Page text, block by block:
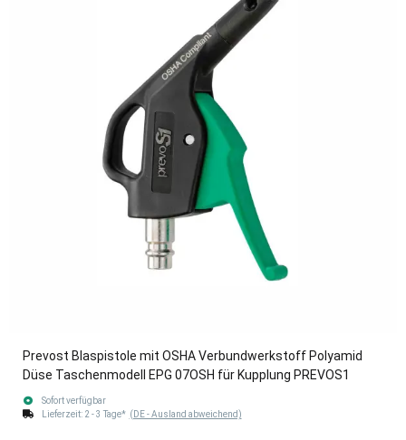
Prevost Blaspistole mit OSHA Verbundwerkstoff Polyamid
Düse Taschenmodell EPG 07OSH für Kupplung PREVOS1
Sofort verfügbar
Lieferzeit: 2 - 3 Tage* (DE - Ausland abweichend)